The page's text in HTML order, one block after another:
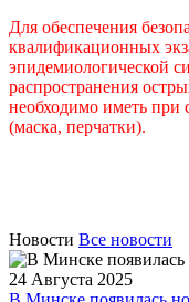
Для обеспечения
квалификационных
эпидемиологической
распространения
необходимо иметь при
(маска, перчатки).
Новости Все новости
24 Августа 2025